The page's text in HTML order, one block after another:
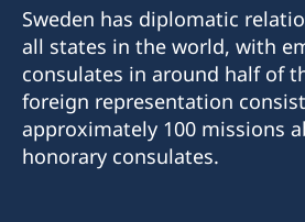
Sweden has diplomatic
all states in the world, with
consulates in around half of
foreign representation
approximately 100 missions
honorary consulates.